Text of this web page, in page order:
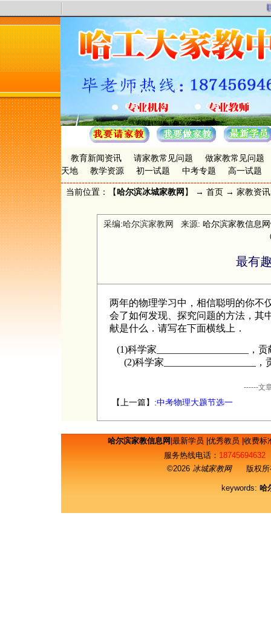
教育新闻资讯 请家教常见问题
做家教常见问题
天地
教学资源 初一试题 中考专题 高一试题
当前位置：【哈尔滨冰城家教网 】 → 首页 → 家教资讯
采编:哈尔滨家教网 来源: 哈尔滨家教信息
最有
两年的物理学习中，相信聪明的你不
会了如何发现、探究问题的方法，其
献是什么．请写在下面横线上．
(1)科学家
，
(2)科学家 ，
------文
【上一篇】:中考物理大题节选一
哈尔滨家教信息网 最新学员 优秀教员 收费标
服务热线电话： 18745694632
©2026 冰城家教网版权所有
keywords: 哈